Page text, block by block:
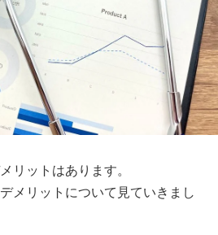
リットはあります。
メリットについて見ていきまし